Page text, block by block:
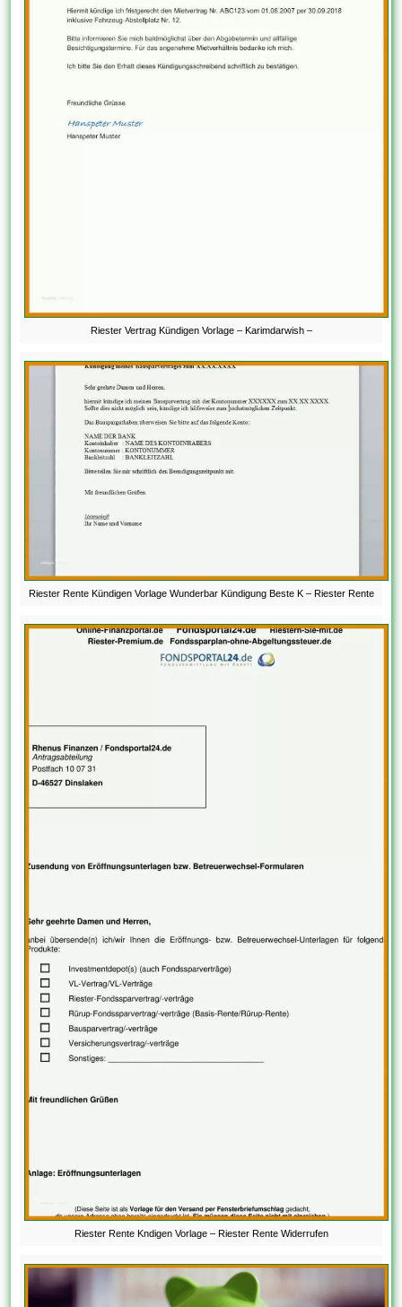
Riester Vertrag Kündigen Vorlage – Karimdarwish –
Riester Rente Kündigen Vorlage Wunderbar Kündigung Beste K – Riester Rente
Riester Rente Kndigen Vorlage – Riester Rente Widerrufen